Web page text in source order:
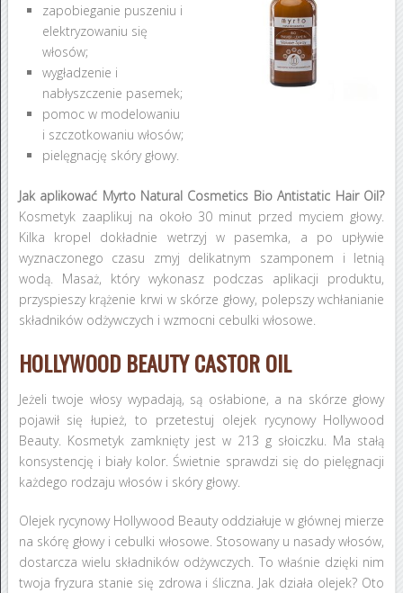
zapobieganie puszeniu i
elektryzowaniu się
włosów;
wygładzenie i
nabłyszczenie pasemek;
pomoc w modelowaniu
i szczotkowaniu włosów;
pielęgnację skóry głowy.
Jak aplikować Myrto Natural Cosmetics Bio Antistatic Hair Oil?
Kosmetyk zaaplikuj na około 30 minut przed myciem głowy.
Kilka kropel dokładnie wetrzyj w pasemka, a po upływie
wyznaczonego czasu zmyj delikatnym szamponem i letnią
wodą. Masaż, który wykonasz podczas aplikacji produktu,
przyspieszy krążenie krwi w skórze głowy, polepszy wchłanianie
składników odżywczych i wzmocni cebulki włosowe.
HOLLYWOOD BEAUTY CASTOR OIL
Jeżeli twoje włosy wypadają, są osłabione, a na skórze głowy
pojawił się łupież, to przetestuj olejek rycynowy Hollywood
Beauty. Kosmetyk zamknięty jest w 213 g słoiczku. Ma stałą
konsystencję i biały kolor. Świetnie sprawdzi się do pielęgnacji
każdego rodzaju włosów i skóry głowy.
Olejek rycynowy Hollywood Beauty oddziałuje w głównej mierze
na skórę głowy i cebulki włosowe. Stosowany u nasady włosów,
dostarcza wielu składników odżywczych. To właśnie dzięki nim
twoja fryzura stanie się zdrowa i śliczna. Jak działa olejek? Oto